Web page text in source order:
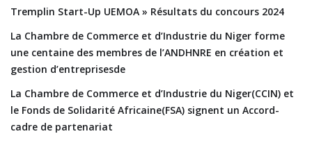
Tremplin Start-Up UEMOA » Résultats du concours 2024
La Chambre de Commerce et d’Industrie du Niger forme
une centaine des membres de l’ANDHNRE en création et
gestion d’entreprisesde
La Chambre de Commerce et d’Industrie du Niger(CCIN) et
le Fonds de Solidarité Africaine(FSA) signent un Accord-
cadre de partenariat